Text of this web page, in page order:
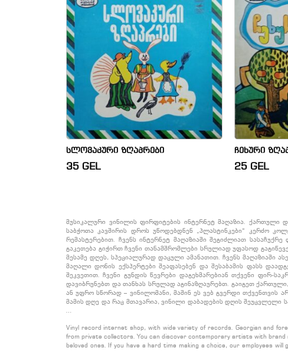
სლოვაკური ზღაპრები
35 GEL
ჩეხური
25 GEL
მუსიკალური ვინილის ფირფიტების ინტერნეტ მაღაზია. ქართული
საბჭოთა კავშირის დროს უწოდებდნენ „პლასტინკები“ კერძო
რემასტერებით. ჩვენს ინტერნეტ მაღაზიაში შეგიძლიათ
გაკეთება გიჭირთ ჩვენი თანამშრომლები სრულიად უფასოდ
მესამე დღეს, სპეციალურად დაცული ამანათით. ჩვენს მაღაზიაში
მაღალი დონის ექსპერტები შეაფასებენ და შესაბამის ფასს
შეკვეთით. ჩვენი გუნდის წევრები დაგეხმარებიან თქვენი ფირ-
დავიბრუნებთ და თანხას სრულად აგინაზღაურებთ. გაიგეთ
ან უფრო სწორად – ვინილომანი, მაშინ ეს ვებ გვერდი თქვენთვის
მამის დღე და რაც მთავარია, ვინილი დაბადების დღის შეუცვლელი
…
Vinyl record internet shop, with wide variety of records. Georgian and
from private collectors. You can discover contemporary artists with brand
beloved ones. If you have a hard time making a choice, our employees